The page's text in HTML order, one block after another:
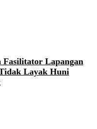
Fasilitator Lapangan
Layak Huni